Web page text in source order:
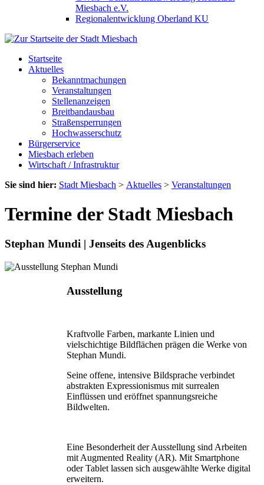
Miesbach e.V.
Regionalentwicklung Oberland KU
Startseite
Aktuelles
Bekanntmachungen
Veranstaltungen
Stellenanzeigen
Breitbandausbau
Straßensperrungen
Hochwasserschutz
Bürgerservice
Miesbach erleben
Wirtschaft / Infrastruktur
Sie sind hier: Stadt Miesbach > Aktuelles > Veranstaltungen
Termine der Stadt Miesbach
Stephan Mundi | Jenseits des Augenblicks
Ausstellung
Kraftvolle Farben, markante Linien und
vielschichtige Bildflächen prägen die Werke von
Stephan Mundi.
Seine offene, intensive Bildsprache verbindet
abstrakten Expressionismus mit surrealen
Einflüssen und eröffnet spannungsreiche
Bildwelten.
Eine Besonderheit der Ausstellung sind Arbeiten
mit Augmented Reality (AR). Mit Smartphone
oder Tablet lassen sich ausgewählte Werke digital
erweitern.